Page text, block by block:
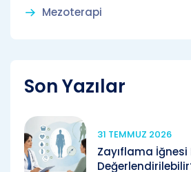
Mezoterapi
Son Yazılar
31 TEMMUZ 2026
Zayıflama İğnesi